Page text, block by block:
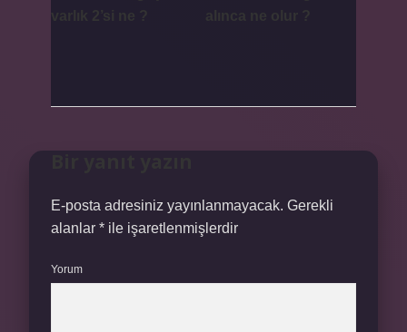
E-posta adresiniz yayınlanmayacak. Gerekli
alanlar * ile işaretlenmişlerdir
Yorum